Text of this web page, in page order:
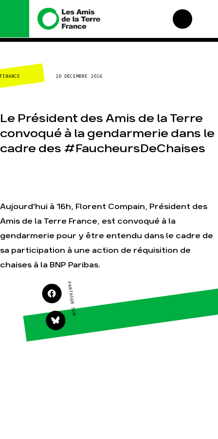
Nous connaître
Histoire
Valeurs
Équipes et
fonctionnement
Mode : une tendance
violence TOTAL(e)
Agir
terrain
Agir au quotidien
Soutenir les
campagnes
Transmettre tout ou
partie de son
patrimoine
Télécharger
Nos thématiques
Multinationales
CLIMAT-ÉNERGIE 20 DÉCEMBRE 2016
Le Président des Amis de la Terre
convoqué à la gendarmerie dans le
cadre des #FaucheursDeChaises
Aujourd'hui à 16h, Florent Compain, Président des
Amis de la Terre France, est convoqué à la
gendarmerie pour y être entendu dans le cadre de
sa participation à une action de réquisition de
chaises à la BNP Paribas.
PARTAGER SUR